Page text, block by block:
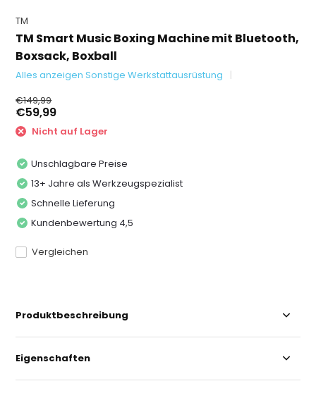
TM
TM Smart Music Boxing Machine mit Bluetooth,
Boxsack, Boxball
Alles anzeigen Sonstige Werkstattausrüstung
€149,99
€59,99
Nicht auf Lager
Unschlagbare Preise
13+ Jahre als Werkzeugspezialist
Schnelle Lieferung
Kundenbewertung 4,5
Vergleichen
Produktbeschreibung
Eigenschaften